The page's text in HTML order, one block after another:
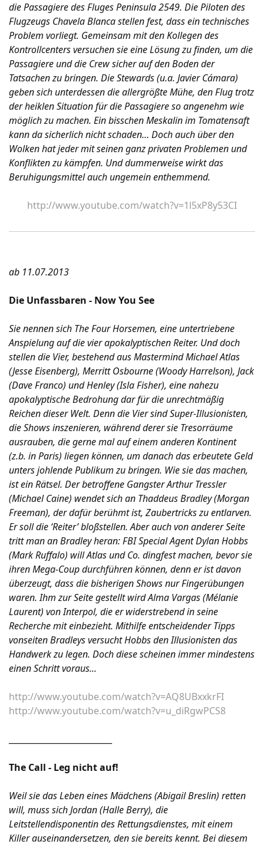
die Passagiere des Fluges Peninsula 2549. Die Piloten des
Flugzeugs Chavela Blanca stellen fest, dass ein technisches
Problem vorliegt. Gemeinsam mit den Kollegen des
Kontrollcenters versuchen sie eine Lösung zu finden, um die
Passagiere und die Crew sicher auf den Boden der
Tatsachen zu bringen. Die Stewards (u.a. Javier Cámara)
geben sich unterdessen die allergrößte Mühe, den Flug trotz
der heiklen Situation für die Passagiere so angenehm wie
möglich zu machen. Ein bisschen Meskalin im Tomatensaft
kann da sicherlich nicht schaden… Doch auch über den
Wolken hat jeder mit seinen ganz privaten Problemen und
Konflikten zu kämpfen. Und dummerweise wirkt das
Beruhigungsmittel auch ungemein enthemmend.
http://www.youtube.com/watch?v=1l5xP8y53CI
ab 11.07.2013
Die Unfassbaren - Now You See
Sie nennen sich The Four Horsemen, eine untertriebene
Anspielung auf die vier apokalyptischen Reiter. Und doch
stellen die Vier, bestehend aus Mastermind Michael Atlas
(Jesse Eisenberg), Merritt Osbourne (Woody Harrelson), Jack
(Dave Franco) und Henley (Isla Fisher), eine nahezu
apokalyptische Bedrohung dar für die unrechtmäßig
Reichen dieser Welt. Denn die Vier sind Super-Illusionisten,
die Shows inszenieren, während derer sie Tresorräume
ausrauben, die gerne mal auf einem anderen Kontinent
(z.b. in Paris) liegen können, um danach das erbeutete Geld
unters johlende Publikum zu bringen. Wie sie das machen,
ist ein Rätsel. Der betroffene Gangster Arthur Tressler
(Michael Caine) wendet sich an Thaddeus Bradley (Morgan
Freeman), der dafür berühmt ist, Zaubertricks zu entlarven.
Er soll die ‘Reiter’ bloßstellen. Aber auch von anderer Seite
tritt man an Bradley heran: FBI Special Agent Dylan Hobbs
(Mark Ruffalo) will Atlas und Co. dingfest machen, bevor sie
ihren Mega-Coup durchführen können, denn er ist davon
überzeugt, dass die bisherigen Shows nur Fingerübungen
waren. Ihm zur Seite gestellt wird Alma Vargas (Mélanie
Laurent) von Interpol, die er widerstrebend in seine
Recherche mit einbezieht. Mithilfe entscheidender Tipps
vonseiten Bradleys versucht Hobbs den Illusionisten das
Handwerk zu legen. Doch diese scheinen immer mindestens
einen Schritt voraus...
http://www.youtube.com/watch?v=AQ8UBxxkrFI
http://www.youtube.com/watch?v=u_diRgwPCS8
The Call - Leg nicht auf!
Weil sie das Leben eines Mädchens (Abigail Breslin) retten
will, muss sich Jordan (Halle Berry), die
Leitstellendisponentin des Rettungsdienstes, mit einem
Killer auseinandersetzen, den sie bereits kennt. Bei diesem